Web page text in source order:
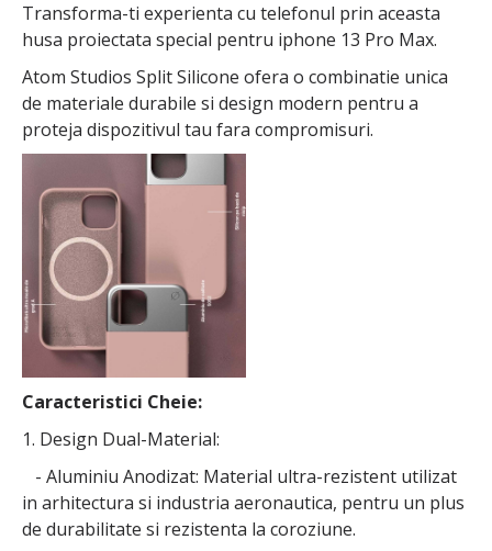
Transforma-ti experienta cu telefonul prin aceasta
husa proiectata special pentru iphone 13 Pro Max.
Atom Studios Split Silicone ofera o combinatie unica
de materiale durabile si design modern pentru a
proteja dispozitivul tau fara compromisuri.
Caracteristici Cheie:
1. Design Dual-Material:
- Aluminiu Anodizat: Material ultra-rezistent utilizat
in arhitectura si industria aeronautica, pentru un plus
de durabilitate si rezistenta la coroziune.